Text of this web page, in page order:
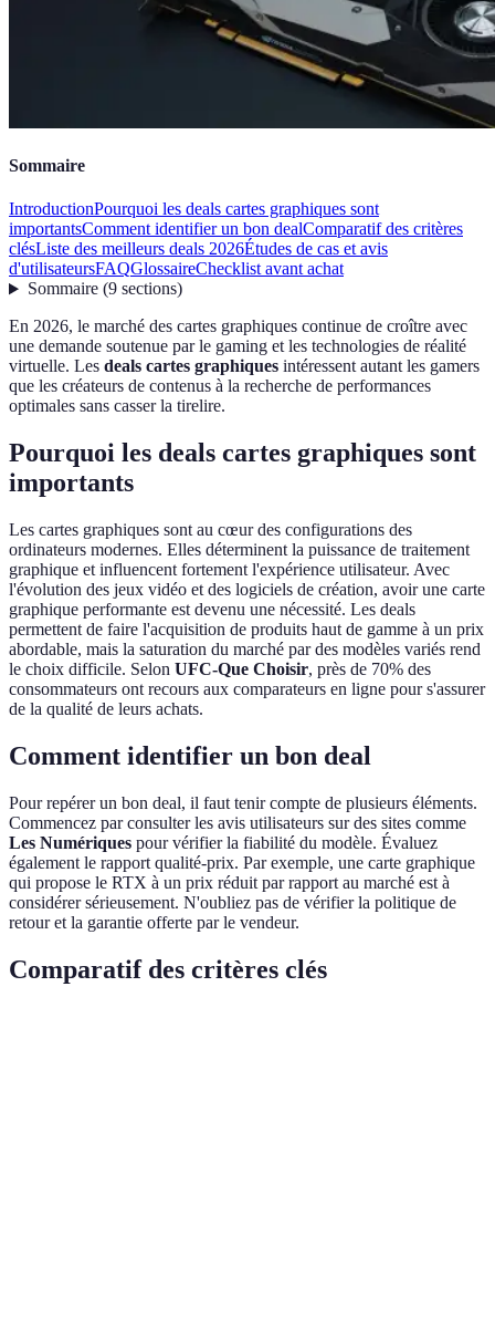
Sommaire
IntroductionPourquoi les deals cartes graphiques sont
importantsComment identifier un bon dealComparatif des critères
clésListe des meilleurs deals 2026Études de cas et avis
d'utilisateursFAQGlossaireChecklist avant achat
Sommaire(9 sections)
En 2026, le marché des cartes graphiques continue de croître avec
une demande soutenue par le gaming et les technologies de réalité
virtuelle. Les deals cartes graphiques intéressent autant les gamers
que les créateurs de contenus à la recherche de performances
optimales sans casser la tirelire.
Pourquoi les deals cartes graphiques sont
importants
Les cartes graphiques sont au cœur des configurations des
ordinateurs modernes. Elles déterminent la puissance de traitement
graphique et influencent fortement l'expérience utilisateur. Avec
l'évolution des jeux vidéo et des logiciels de création, avoir une carte
graphique performante est devenu une nécessité. Les deals
permettent de faire l'acquisition de produits haut de gamme à un prix
abordable, mais la saturation du marché par des modèles variés rend
le choix difficile. Selon UFC-Que Choisir, près de 70% des
consommateurs ont recours aux comparateurs en ligne pour s'assurer
de la qualité de leurs achats.
Comment identifier un bon deal
Pour repérer un bon deal, il faut tenir compte de plusieurs éléments.
Commencez par consulter les avis utilisateurs sur des sites comme
Les Numériques pour vérifier la fiabilité du modèle. Évaluez
également le rapport qualité-prix. Par exemple, une carte graphique
qui propose le RTX à un prix réduit par rapport au marché est à
considérer sérieusement. N'oubliez pas de vérifier la politique de
retour et la garantie offerte par le vendeur.
Comparatif des critères clés